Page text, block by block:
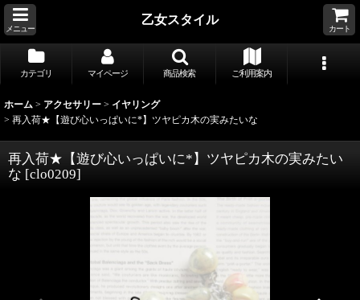
メニュー
乙女スタイル
カート
カテゴリ マイページ 商品検索 ご利用案内
ホーム > アクセサリー > イヤリング
> 再入荷★【遊び心いっぱいに*】ツヤピカ木の実みたいな
再入荷★【遊び心いっぱいに*】ツヤピカ木の実みたい
な [clo0209]